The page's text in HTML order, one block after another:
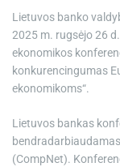
Lietuvos banko
2025 m. rugsėjo 26
ekonomikos
konkurencingumas
ekonomikoms“.
Lietuvos bankas
(CompNet).